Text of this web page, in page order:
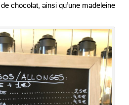
chocolat, ainsi qu’une madeleine